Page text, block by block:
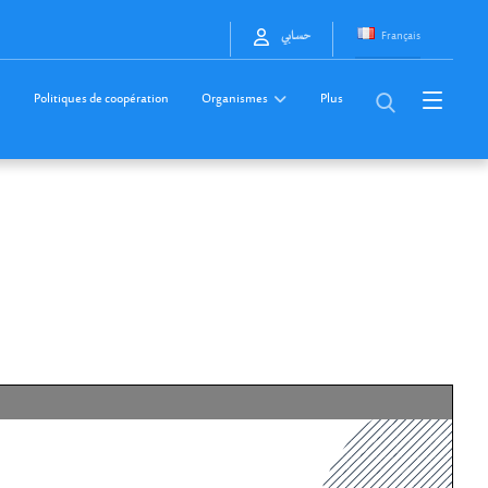
Français حسابي
Politiques de coopération Organismes Plus